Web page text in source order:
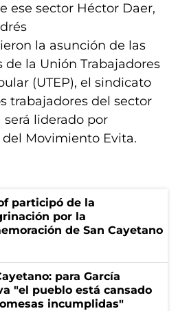
ese sector Héctor Daer,
la asunción de las
la Unión Trabajadores
(UTEP), el sindicato
trabajadores del sector
liderado por
Movimiento Evita.
participó de la
por la
de San Cayetano
para García
"el pueblo está cansado
incumplidas"